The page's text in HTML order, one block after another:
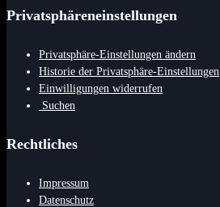
Privatsphäreneinstellungen
Privatsphäre-Einstellungen ändern
Historie der Privatsphäre-Einstellungen
Einwilligungen widerrufen
Suchen
Rechtliches
Impressum
Datenschutz